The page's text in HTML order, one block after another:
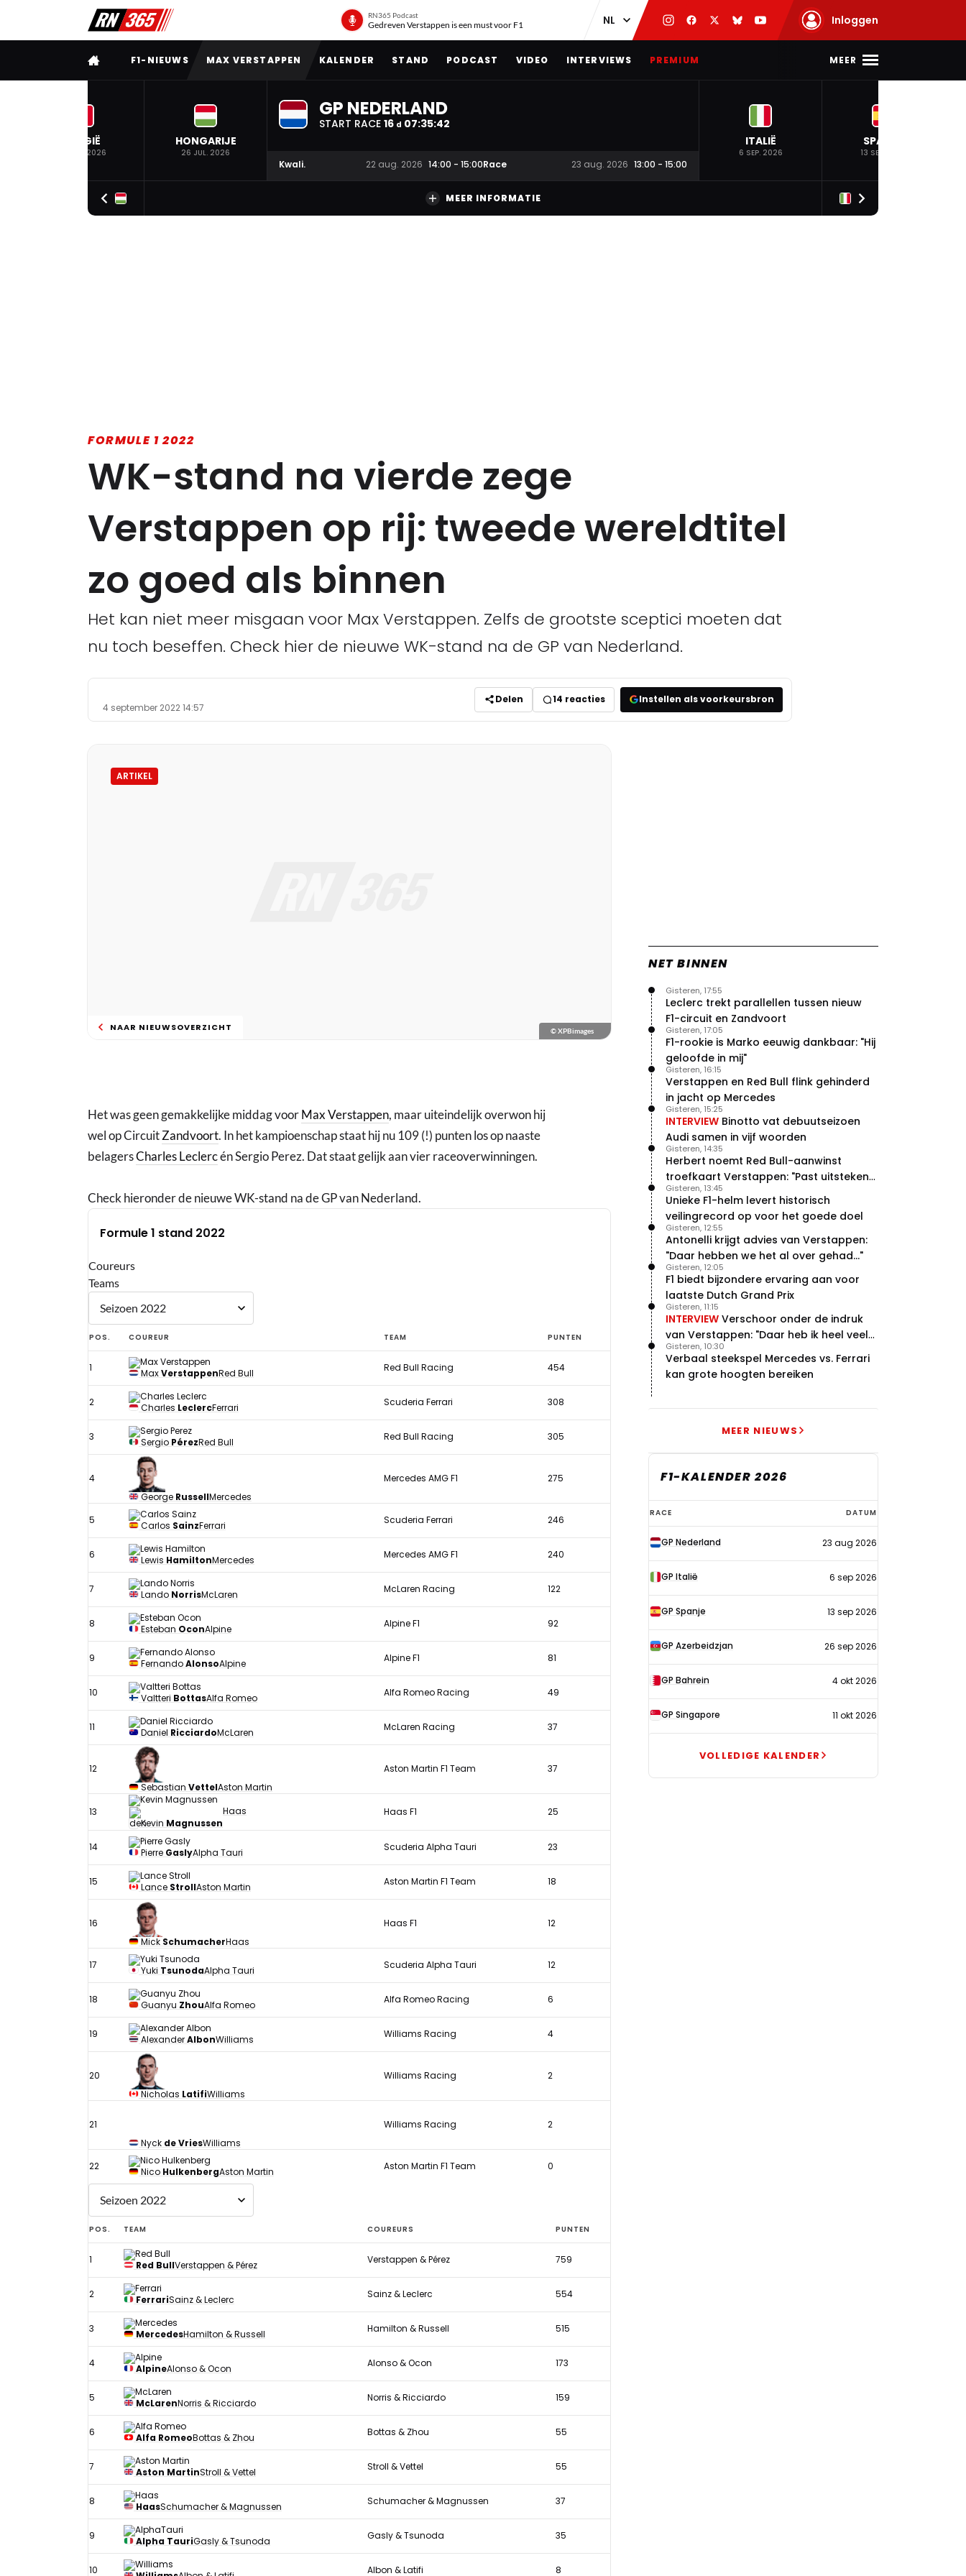
RN365 Podcast
Gedreven Verstappen is een must voor F1 Inloggen
VOLLEDIG MENU
F1-NIEUWS MAX VERSTAPPEN KALENDER STAND PODCAST VIDEO INTERVIEWS PREMIUM MEER
BELGIË
19 JUL. 2026
HONGARIJE
26 JUL. 2026
GP NEDERLAND
START RACE 16 d 07:35:41
Kwali. 22 aug. 2026 14:00 - 15:00Race 23 aug. 2026 13:00 - 15:00
ITALIË
6 SEP. 2026
SPANJE
13 SEP. 2026
MEER INFORMATIE
FORMULE 1 2022
WK-stand na vierde zege
Verstappen op rij: tweede wereldtitel
zo goed als binnen
Het kan niet meer misgaan voor Max Verstappen. Zelfs de grootste sceptici moeten dat
nu toch beseffen. Check hier de nieuwe WK-stand na de GP van Nederland.
4 september 2022 14:57
Delen 14 reacties Instellen als voorkeursbron
ARTIKEL
NAAR NIEUWSOVERZICHT © XPBimages
Het was geen gemakkelijke middag voorMax Verstappen, maar uiteindelijk overwon hij
wel op CircuitZandvoort. In het kampioenschap staat hij nu 109 (!) punten los op naaste
belagersCharles Leclercén Sergio Perez. Dat staat gelijk aan vier raceoverwinningen.
Check hieronder de nieuwe WK-stand na de GP van Nederland.
Formule 1 stand 2022
Coureurs
Teams
POS. COUREUR TEAM PUNTEN
1 MaxVerstappenRed Bull Red Bull Racing 454
2 Charles LeclercFerrari Scuderia Ferrari 308
3 Sergio PérezRed Bull Red Bull Racing 305
4
George RussellMercedes
Mercedes AMG F1 275
5 Carlos SainzFerrari Scuderia Ferrari 246
6 Lewis HamiltonMercedes Mercedes AMG F1 240
7 Lando NorrisMcLaren McLaren Racing 122
8 Esteban OconAlpine Alpine F1 92
9 FernandoAlonsoAlpine Alpine F1 81
10 Valtteri BottasAlfa Romeo Alfa Romeo Racing 49
11 Daniel RicciardoMcLaren McLaren Racing 37
12
Sebastian VettelAston Martin
Aston Martin F1 Team 37
13
Kevin Magnussen
Haas Haas F1 25
14 Pierre GaslyAlpha Tauri Scuderia Alpha Tauri 23
15 Lance StrollAston Martin Aston Martin F1 Team 18
16
Mick SchumacherHaas
Haas F1 12
17 Yuki TsunodaAlpha Tauri Scuderia Alpha Tauri 12
18 Guanyu ZhouAlfa Romeo Alfa Romeo Racing 6
19 AlexanderAlbonWilliams Williams Racing 4
20
Nicholas LatifiWilliams
Williams Racing 2
21
Nyck de VriesWilliams
Williams Racing 2
22 Nico HulkenbergAston Martin Aston Martin F1 Team 0
POS. TEAM COUREURS PUNTEN
1 Red BullVerstappen & Pérez Verstappen & Pérez 759
2 FerrariSainz & Leclerc Sainz & Leclerc 554
3 MercedesHamilton & Russell Hamilton & Russell 515
4 AlpineAlonso & Ocon Alonso & Ocon 173
5 McLarenNorris & Ricciardo Norris & Ricciardo 159
6 Alfa RomeoBottas & Zhou Bottas & Zhou 55
7 Aston MartinStroll & Vettel Stroll & Vettel 55
8 HaasSchumacher & Magnussen Schumacher & Magnussen 37
9 Alpha TauriGasly & Tsunoda Gasly & Tsunoda 35
10 Albon & Latifi 8
NET BINNEN
Leclerc trekt parallellen tussen nieuw
F1-circuit en Zandvoort
Gisteren, 17:55
F1-rookie is Marko eeuwig dankbaar: "Hij
geloofde in mij"
Gisteren, 17:05
Verstappen en Red Bull flink gehinderd
in jacht op Mercedes
Gisteren, 16:15
INTERVIEW Binotto vat debuutseizoen
Audi samen in vijf woorden
Gisteren, 15:25
Herbert noemt Red Bull-aanwinst
troefkaart Verstappen: "Past uitstekend
bij Red Bull"
Gisteren, 14:35
Unieke F1-helm levert historisch
veilingrecord op voor het goede doel
Gisteren, 13:45
Antonelli krijgt advies van Verstappen:
"Daar hebben we het al over gehad..."
Gisteren, 12:55
F1 biedt bijzondere ervaring aan voor
laatste Dutch Grand Prix
Gisteren, 12:05
INTERVIEW Verschoor onder de indruk
van Verstappen: "Daar heb ik heel veel
respect voor"
Gisteren, 11:15
Verbaal steekspel Mercedes vs. Ferrari
kan grote hoogten bereiken
Gisteren, 10:30
MEER NIEUWS
F1-KALENDER 2026
F1-
kalender
2026
RACE DATUM
GP Nederland 23 aug 2026
GP Italië 6 sep 2026
GP Spanje 13 sep 2026
GP Azerbeidzjan 26 sep 2026
GP Bahrein 4 okt 2026
GP Singapore 11 okt 2026
VOLLEDIGE KALENDER